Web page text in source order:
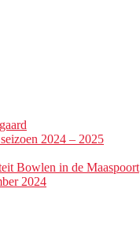
2024 – 2025
Bowlen in de Maaspoort
2024